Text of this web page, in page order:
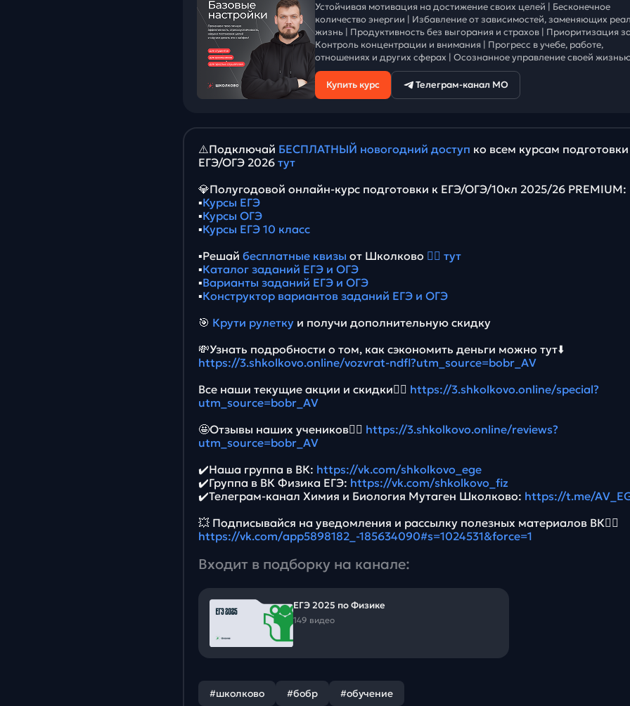
Устойчивая мотивация на достижение своих целей | Бесконечное
количество энергии | Избавление от зависимостей, заменяющих
жизнь | Продуктивность без выгорания и страхов | Приоритизация
Контроль концентрации и внимания | Прогресс в учебе, работе,
отношениях и других сферах | Осознанное управление своей
Купить курс Телеграм-канал МО
⚠️Подключай БЕСПЛАТНЫЙ новогодний доступ ко всем курсам
ЕГЭ/ОГЭ 2026 тут
💎Полугодовой онлайн-курс подготовки к ЕГЭ/ОГЭ/10кл 2025/26 PREMIUM:
▪️Курсы ЕГЭ
▪️Курсы ОГЭ
▪️Курсы ЕГЭ 10 класс
▪️Решай бесплатные квизы от Школково 👉🏻 тут
▪️Каталог заданий ЕГЭ и ОГЭ
▪️Варианты заданий ЕГЭ и ОГЭ
▪️Конструктор вариантов заданий ЕГЭ и ОГЭ
🎯 Крути рулетку и получи дополнительную скидку
💸Узнать подробности о том, как сэкономить деньги можно тут⬇️
https://3.shkolkovo.online/vozvrat-ndfl?utm_source=bobr_AV
Все наши текущие акции и скидки👉🏻 https://3.shkolkovo.online/special?
utm_source=bobr_AV
🤩Отзывы наших учеников👉🏻 https://3.shkolkovo.online/reviews?
utm_source=bobr_AV
✔️Наша группа в ВК: https://vk.com/shkolkovo_ege
✔️Группа в ВК Физика ЕГЭ: https://vk.com/shkolkovo_fiz
✔️Телеграм-канал Химия и Биология Мутаген Школково: https://t.me/
💥 Подписывайся на уведомления и рассылку полезных материалов ВК👉🏻
https://vk.com/app5898182_-185634090#s=1024531&force=1
Входит в подборку на канале:
ЕГЭ 2025 по Физике
149 видео
#школково #бобр #обучение